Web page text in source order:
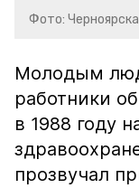
Фото:
Молодым
работники
в 1988 году
прозвучал